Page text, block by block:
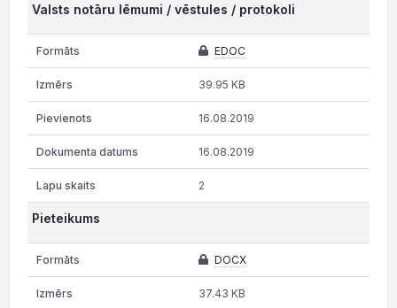
Valsts notāru lēmumi / vēstules / protokoli
EDOC
39.95 KB
16.08.2019
16.08.2019
2
Pieteikums
DOCX
37.43 KB